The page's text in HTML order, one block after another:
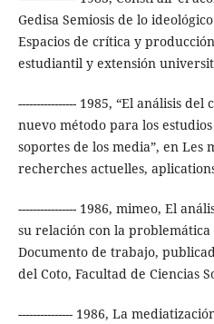
Gedisa Semiosis de lo
Espacios de crítica y
estudiantil y extensión
---------------- 1985, “El análisis
nuevo método para los
soportes de los media”, en Les
recherches actuelles,
---------------- 1986, mimeo, El
su relación con la
Documento de trabajo,
del Coto, Facultad de Ciencias
--------------- 1986, La